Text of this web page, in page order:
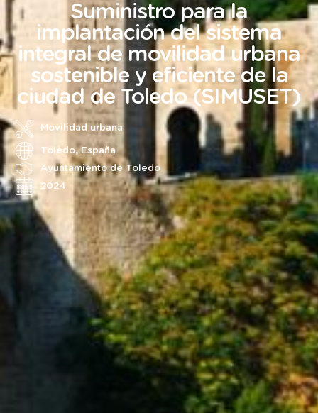
Suministro para la
implantación del sistema
integral de movilidad urbana
sostenible y eficiente de la
ciudad de Toledo (SIMUSET)
Movilidad urbana
Toledo, España
Ayuntamiento de Toledo
2024